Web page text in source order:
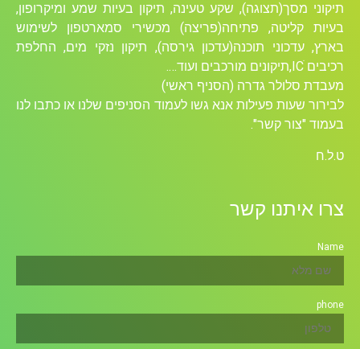
תיקוני מסך(תצוגה), שקע טעינה, תיקון בעיות שמע ומיקרופון,
בעיות קליטה, פתיחה(פריצה) מכשירי סמארטפון לשימוש
בארץ, עדכוני תוכנה(עדכון גירסה), תיקון נזקי מים, החלפת
רכיבים ICׁ,תיקונים מורכבים ועוד….
מעבדת סלולר גדרה (הסניף ראשי)
לבירור שעות פעילות אנא גשו לעמוד הסניפים שלנו או כתבו לנו
בעמוד "צור קשר".
ט.ל.ח
צרו איתנו קשר
Name
phone